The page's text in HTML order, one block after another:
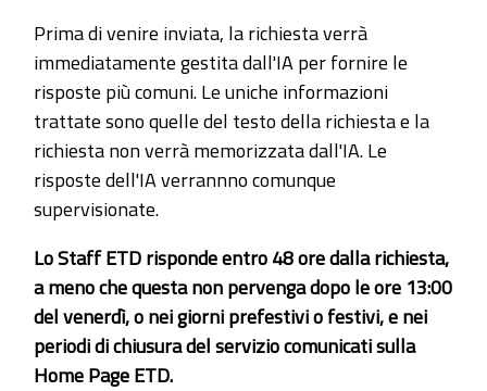
Prima di venire inviata, la richiesta verrà
immediatamente gestita dall'IA per fornire le
risposte più comuni. Le uniche informazioni
trattate sono quelle del testo della richiesta e la
richiesta non verrà memorizzata dall'IA. Le
risposte dell'IA verrannno comunque
supervisionate.
Lo Staff ETD risponde entro 48 ore dalla richiesta,
a meno che questa non pervenga dopo le ore 13:00
del venerdì, o nei giorni prefestivi o festivi, e nei
periodi di chiusura del servizio comunicati sulla
Home Page ETD.